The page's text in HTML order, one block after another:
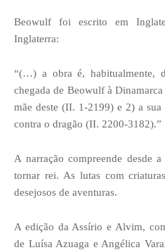
Beowulf foi escrito em
Inglaterra:
“(…) a obra é, habitualmente,
chegada de Beowulf à
mãe deste (II. 1-2199) e 2) a
contra o dragão (II. 2200-3182).”
A narração compreende desde
tornar rei. As lutas com
desejosos de aventuras.
A edição da Assírio e Alvim,
de Luísa Azuaga e Angélica